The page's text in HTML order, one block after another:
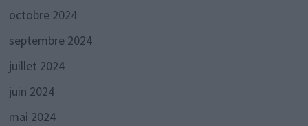
octobre 2024
septembre 2024
juillet 2024
juin 2024
mai 2024